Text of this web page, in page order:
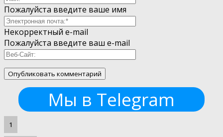
Пожалуйста введите ваше имя
Некорректный e-mail
Пожалуйста введите ваш e-mail
Мы в Telegram
1